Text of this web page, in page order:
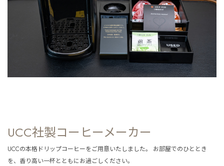
UCC社製コーヒーメーカー
UCCの本格ドリップコーヒーをご用意いたしました。 お部屋でのひととき
を、香り高い一杯とともにお過ごしください。